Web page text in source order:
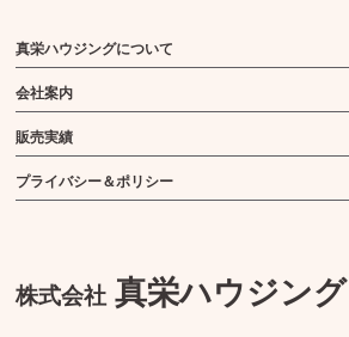
真栄ハウジングについて
会社案内
販売実績
プライバシー＆ポリシー
株式会社 真栄ハウジング